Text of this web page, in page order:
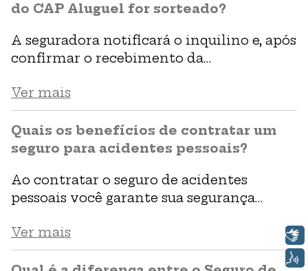
do CAP Aluguel for sorteado?
A seguradora notificará o inquilino e, após
confirmar o recebimento da
pagamento da premiação. De acordo com
as condições do produto.
Ver mais
Quais os benefícios de contratar um
seguro para acidentes pessoais?
Ao contratar o seguro de acidentes
pessoais você garante sua segurança
prevenção contra eventos que possam
afetar a sua autonomia e o sustento da sua
Ver mais